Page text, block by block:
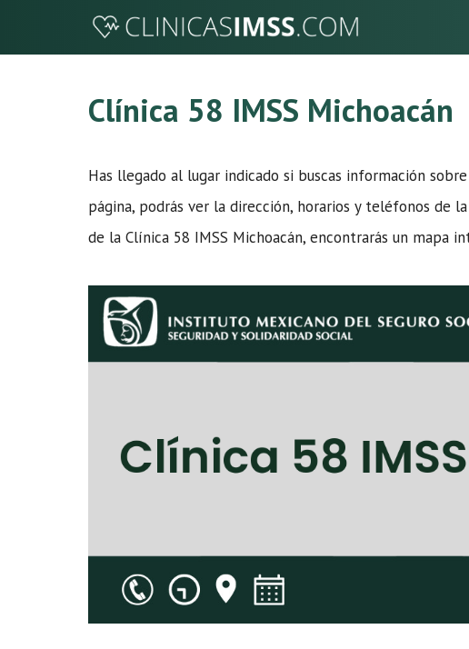
Clínica 58 IMSS Michoacán
Has llegado al lugar indicado si buscas información
página, podrás ver la dirección, horarios y teléfonos de
de la Clínica 58 IMSS Michoacán, encontrarás un mapa